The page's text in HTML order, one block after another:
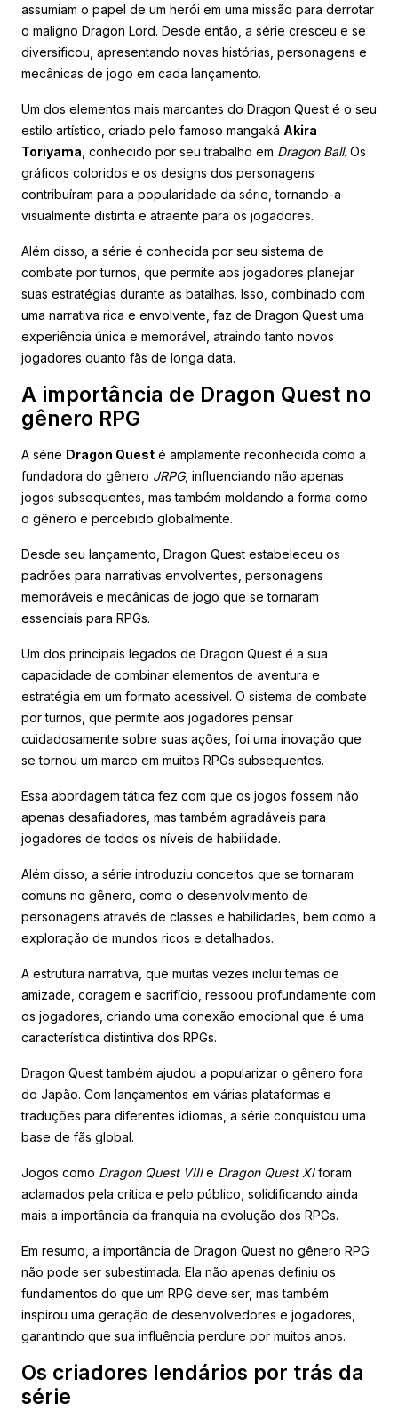
assumiam o papel de um herói em uma missão para derrotar
o maligno Dragon Lord. Desde então, a série cresceu e se
diversificou, apresentando novas histórias, personagens e
mecânicas de jogo em cada lançamento.
Um dos elementos mais marcantes do Dragon Quest é o seu
estilo artístico, criado pelo famoso mangaká Akira
Toriyama , conhecido por seu trabalho em Dragon Ball. Os
gráficos coloridos e os designs dos personagens
contribuíram para a popularidade da série, tornando-a
visualmente distinta e atraente para os jogadores.
Além disso, a série é conhecida por seu sistema de
combate por turnos, que permite aos jogadores planejar
suas estratégias durante as batalhas. Isso, combinado com
uma narrativa rica e envolvente, faz de Dragon Quest uma
experiência única e memorável, atraindo tanto novos
jogadores quanto fãs de longa data.
A importância de Dragon Quest no
gênero RPG
A série Dragon Quest é amplamente reconhecida como a
fundadora do gênero JRPG, influenciando não apenas
jogos subsequentes, mas também moldando a forma como
o gênero é percebido globalmente.
Desde seu lançamento, Dragon Quest estabeleceu os
padrões para narrativas envolventes, personagens
memoráveis e mecânicas de jogo que se tornaram
essenciais para RPGs.
Um dos principais legados de Dragon Quest é a sua
capacidade de combinar elementos de aventura e
estratégia em um formato acessível. O sistema de combate
por turnos, que permite aos jogadores pensar
cuidadosamente sobre suas ações, foi uma inovação que
se tornou um marco em muitos RPGs subsequentes.
Essa abordagem tática fez com que os jogos fossem não
apenas desafiadores, mas também agradáveis para
jogadores de todos os níveis de habilidade.
Além disso, a série introduziu conceitos que se tornaram
comuns no gênero, como o desenvolvimento de
personagens através de classes e habilidades, bem como a
exploração de mundos ricos e detalhados.
A estrutura narrativa, que muitas vezes inclui temas de
amizade, coragem e sacrifício, ressoou profundamente com
os jogadores, criando uma conexão emocional que é uma
característica distintiva dos RPGs.
Dragon Quest também ajudou a popularizar o gênero fora
do Japão. Com lançamentos em várias plataformas e
traduções para diferentes idiomas, a série conquistou uma
base de fãs global.
Jogos como Dragon Quest VIIIe Dragon Quest XIforam
aclamados pela crítica e pelo público, solidificando ainda
mais a importância da franquia na evolução dos RPGs.
Em resumo, a importância de Dragon Quest no gênero RPG
não pode ser subestimada. Ela não apenas definiu os
fundamentos do que um RPG deve ser, mas também
inspirou uma geração de desenvolvedores e jogadores,
garantindo que sua influência perdure por muitos anos.
Os criadores lendários por trás da
série